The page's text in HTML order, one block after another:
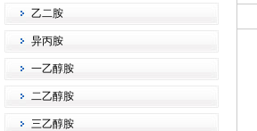
乙二胺
异丙胺
一乙醇胺
二乙醇胺
三乙醇胺